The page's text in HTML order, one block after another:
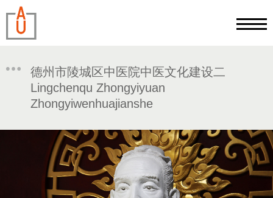
德州市陵城区中医院中医文化建设二
Lingchenqu Zhongyiyuan
Zhongyiwenhuajianshe